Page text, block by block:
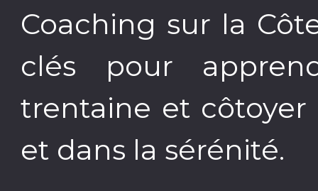
Coaching sur la
clés pour
trentaine et
et dans la sérénité.